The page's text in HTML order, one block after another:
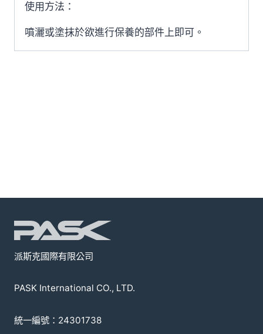
使用方法：
噴灑或塗抹於欲進行保養的部件上即可。
派斯克國際有限公司
PASK International CO., LTD.
統一編號：24301738